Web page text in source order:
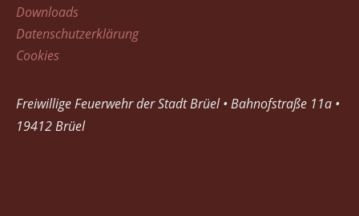
Downloads
Datenschutzerklärung
Cookies
Freiwillige Feuerwehr der Stadt Brüel • Bahnofstraße 11a •
19412 Brüel